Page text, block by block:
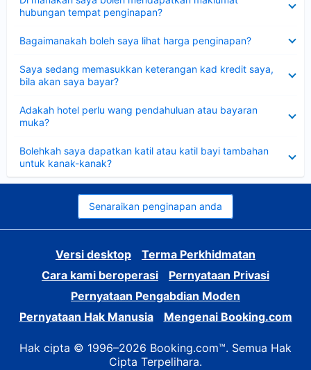
hubungan tempat penginapan?
Bagaimanakah boleh saya lihat harga penginapan?
Saya sedang memasukkan keterangan kad kredit saya,
bila akan saya bayar?
Adakah hotel perlu wang pendahuluan atau bayaran
muka?
Bolehkah saya dapatkan katil atau katil bayi tambahan
untuk kanak-kanak?
Senaraikan penginapan anda
Versi desktop
Terma Perkhidmatan
Cara kami beroperasi
Pernyataan Privasi
Pernyataan Pengabdian Moden
Pernyataan Hak Manusia
Mengenai Booking.com
Hak cipta © 1996–2026 Booking.com™. Semua Hak
Cipta Terpelihara.